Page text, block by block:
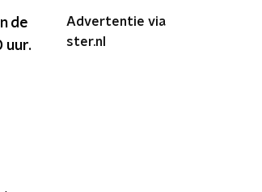
de
uur.
Advertentie via
ster.nl